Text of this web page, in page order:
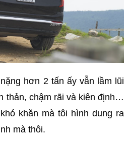
hơn 2 tấn ấy vẫn lầm lũi
thản, chậm rãi và kiên định…
khăn mà tôi hình dung ra
mà thôi.